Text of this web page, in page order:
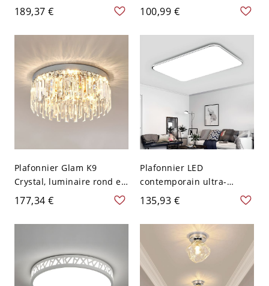
LED en métal brillant avec
accent sphérique
géométrique - 110 V-120 V
189,37 €
luminaire encastré extra-
plat pour cuisine et
bureau - Argent 110 V-120
100,99 €
Plafonnier Glam K9
Crystal, luminaire rond en
acier inoxydable avec
prismes réfractifs - Argent
110 V-120 V 45,72 cm
177,34 €
Plafonnier LED
contemporain ultra-
mince, luminaire
rectangulaire à montage
affleurant avec cadre
d’accent doré - 110 V-120
V 109,22 cm Blanc
135,93 €